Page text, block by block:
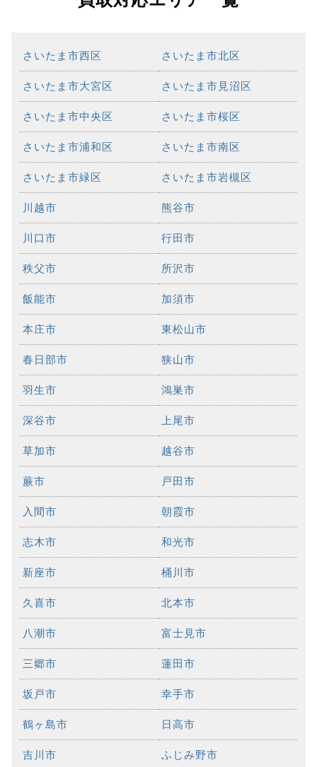
さいたま市西区 さいたま市北区
さいたま市大宮区 さいたま市見沼区
さいたま市中央区 さいたま市桜区
さいたま市浦和区 さいたま市南区
さいたま市緑区 さいたま市岩槻区
川越市 熊谷市
川口市 行田市
秩父市 所沢市
飯能市 加須市
本庄市 東松山市
春日部市 狭山市
羽生市 鴻巣市
深谷市 上尾市
草加市 越谷市
蕨市 戸田市
入間市 朝霞市
志木市 和光市
新座市 桶川市
久喜市 北本市
八潮市 富士見市
三郷市 蓮田市
坂戸市 幸手市
鶴ヶ島市 日高市
吉川市 ふじみ野市